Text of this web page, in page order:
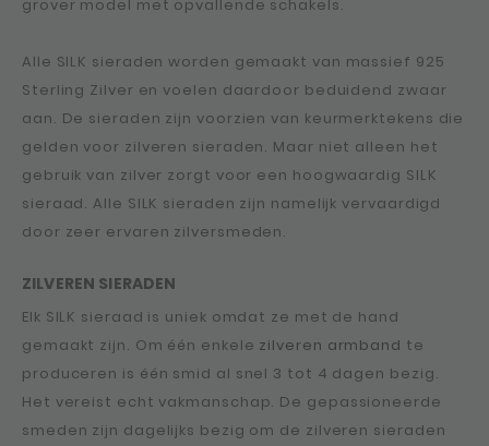
grover model met opvallende schakels.
Alle SILK sieraden worden gemaakt van massief 925
Sterling Zilver en voelen daardoor beduidend zwaar
aan. De sieraden zijn voorzien van keurmerktekens die
gelden voor zilveren sieraden. Maar niet alleen het
gebruik van zilver zorgt voor een hoogwaardig SILK
sieraad. Alle SILK sieraden zijn namelijk vervaardigd
door zeer ervaren zilversmeden.
ZILVEREN SIERADEN
Elk SILK sieraad is uniek omdat ze met de hand
gemaakt zijn. Om één enkele zilveren armband te
produceren is één smid al snel 3 tot 4 dagen bezig.
Het vereist echt vakmanschap. De gepassioneerde
smeden zijn dagelijks bezig om de zilveren sieraden